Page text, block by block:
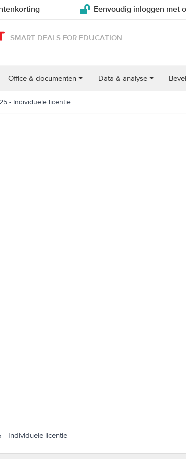
Eenvoudig inloggen met
SMART DEALS FOR EDUCATION
Office & documenten Data & analyse
- Individuele licentie